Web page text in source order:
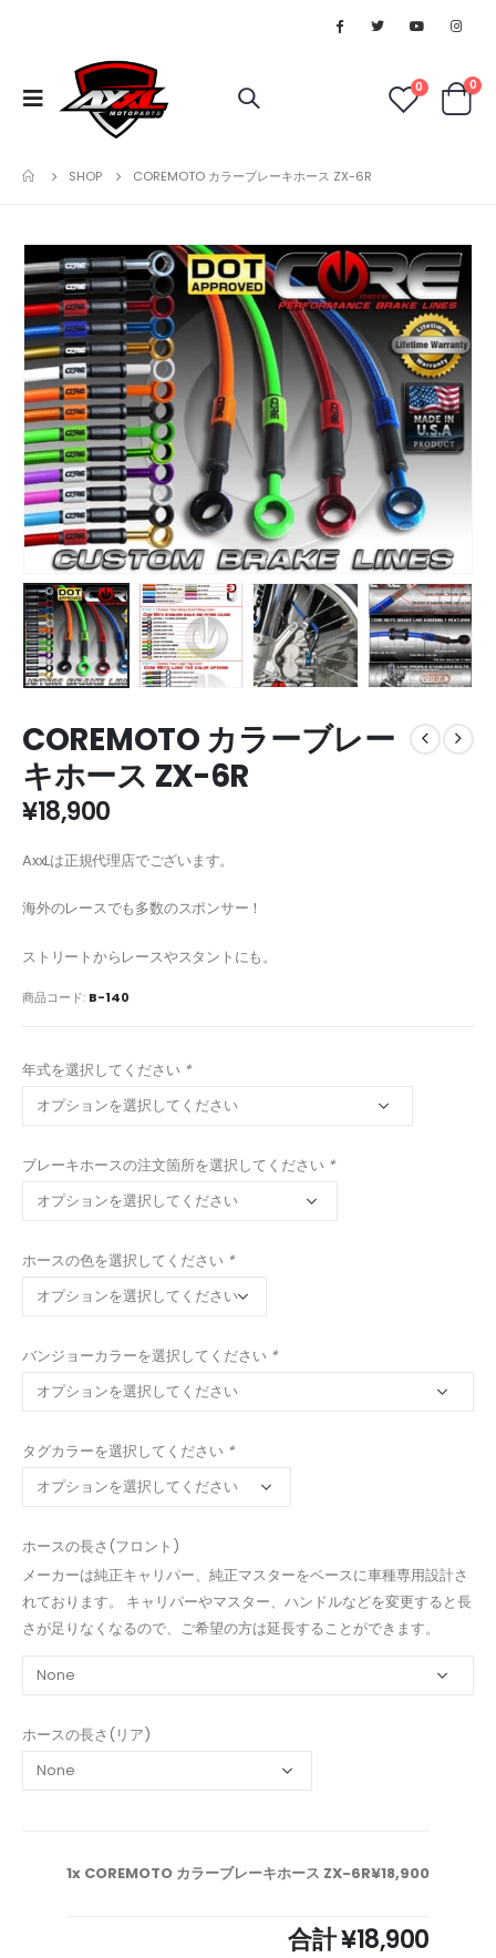
0 0
SHOP COREMOTO カラーブレーキホース ZX-6R
COREMOTO カラーブレー
キホース ZX-6R
¥18,900
AxxLは正規代理店でございます。
海外のレースでも多数のスポンサー！
ストリートからレースやスタントにも。
商品コード: B-140
年式を選択してください *
ブレーキホースの注文箇所を選択してください *
ホースの色を選択してください *
バンジョーカラーを選択してください *
タグカラーを選択してください *
ホースの長さ(フロント)
メーカーは純正キャリパー、純正マスターをベースに車種専用設計さ
れております。 キャリパーやマスター、ハンドルなどを変更すると長
さが足りなくなるので、ご希望の方は延長することができます。
ホースの長さ(リア)
1x COREMOTO カラーブレーキホース ZX-6R¥18,900
合計¥18,900